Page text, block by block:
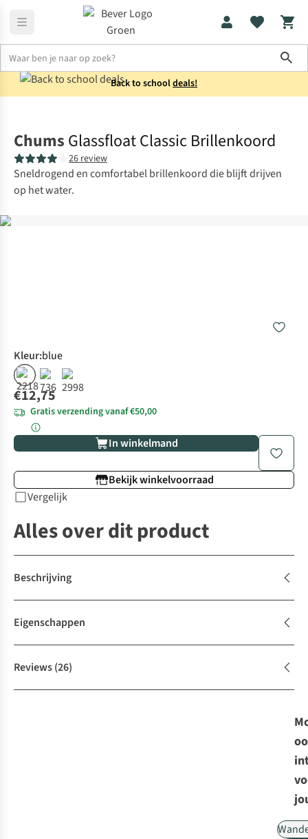
Back to schooldeals!
Chums Glassfloat Classic Brillenkoord
26 review
Sneldrogend en comfortabel brillenkoord die blijft drijven
op het water.
Kleur:blue
€12,75
Gratis verzending vanaf €50,00
In winkelmand
Bekijk winkelvoorraad
Vergelijk
Alles over dit product
Beschrijving
Eigenschappen
Reviews(26)